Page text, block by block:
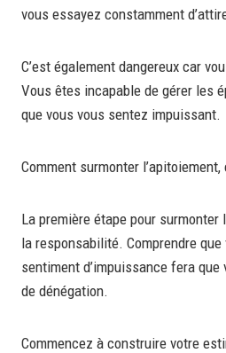
vous essayez constamment
C’est également dangereux car
Vous êtes incapable de gérer les
que vous vous sentez impuissant.
Comment surmonter l’apitoiement,
La première étape pour surmonter
la responsabilité. Comprendre
sentiment d’impuissance fera
de dénégation.
Commencez à construire votre